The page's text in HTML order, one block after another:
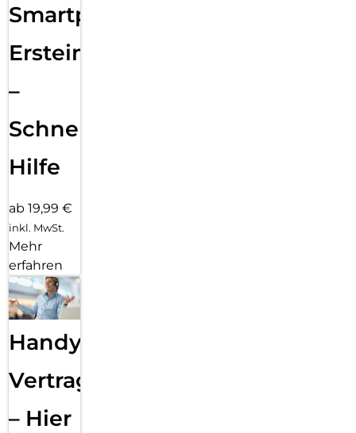
Smartphone
Ersteinrichtung
–
Schnelle
Hilfe
ab 19,99 €
inkl. MwSt.
Mehr
erfahren
Handy
Vertragsabwicklung
– Hier